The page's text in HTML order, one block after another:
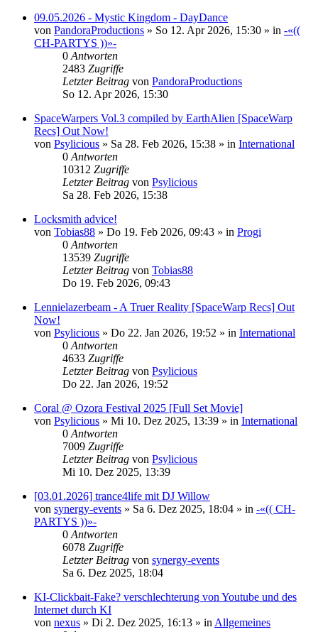
09.05.2026 - Mystic Kingdom - DayDance
von PandoraProductions » So 12. Apr 2026, 15:30 » in -«((
CH-PARTYS ))»-
0 Antworten
2483 Zugriffe
Letzter Beitrag von PandoraProductions
So 12. Apr 2026, 15:30
SpaceWarpers Vol.3 compiled by EarthAlien [SpaceWarp
Recs] Out Now!
von Psylicious » Sa 28. Feb 2026, 15:38 » in International
0 Antworten
10312 Zugriffe
Letzter Beitrag von Psylicious
Sa 28. Feb 2026, 15:38
Locksmith advice!
von Tobias88 » Do 19. Feb 2026, 09:43 » in Progi
0 Antworten
13539 Zugriffe
Letzter Beitrag von Tobias88
Do 19. Feb 2026, 09:43
Lennielazerbeam - A Truer Reality [SpaceWarp Recs] Out
Now!
von Psylicious » Do 22. Jan 2026, 19:52 » in International
0 Antworten
4633 Zugriffe
Letzter Beitrag von Psylicious
Do 22. Jan 2026, 19:52
Coral @ Ozora Festival 2025 [Full Set Movie]
von Psylicious » Mi 10. Dez 2025, 13:39 » in International
0 Antworten
7009 Zugriffe
Letzter Beitrag von Psylicious
Mi 10. Dez 2025, 13:39
[03.01.2026] trance4life mit DJ Willow
von synergy-events » Sa 6. Dez 2025, 18:04 » in -«(( CH-
PARTYS ))»-
0 Antworten
6078 Zugriffe
Letzter Beitrag von synergy-events
Sa 6. Dez 2025, 18:04
KI-Clickbait-Fake? verschlechterung von Youtube und des
Internet durch KI
von nexus » Di 2. Dez 2025, 16:13 » in Allgemeines